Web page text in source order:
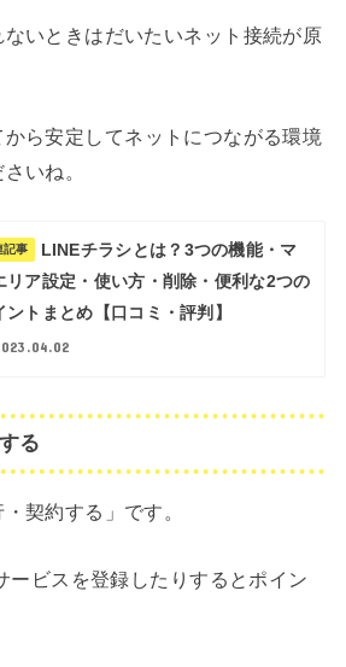
いときはだいたいネット接続が原
から安定してネットにつながる環境
いね。
記事
LINEチラシとは？3つの機能・マ
リア設定・使い方・削除・便利な2つの
ントまとめ【口コミ・評判】
る
契約する」です。
ービスを登録したりするとポイン